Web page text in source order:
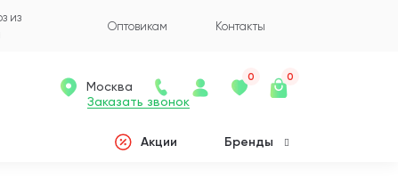
из
Оптовикам Контакты
Заказать звонок
Москва
0 0
Акции Бренды